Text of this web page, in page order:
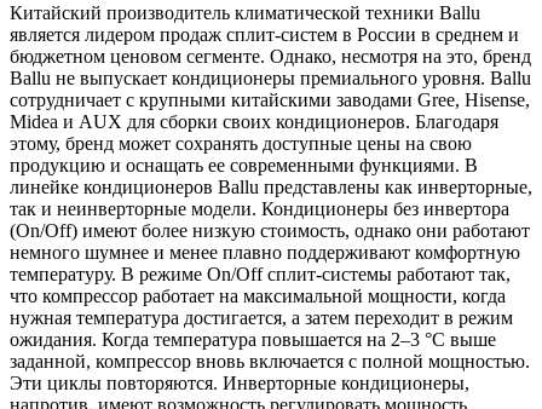
Китайский производитель климатической техники Ballu
является лидером продаж сплит-систем в России в среднем и
бюджетном ценовом сегменте. Однако, несмотря на это, бренд
Ballu не выпускает кондиционеры премиального уровня. Ballu
сотрудничает с крупными китайскими заводами Gree, Hisense,
Midea и AUX для сборки своих кондиционеров. Благодаря
этому, бренд может сохранять доступные цены на свою
продукцию и оснащать ее современными функциями. В
линейке кондиционеров Ballu представлены как инверторные,
так и неинверторные модели. Кондиционеры без инвертора
(On/Off) имеют более низкую стоимость, однако они работают
немного шумнее и менее плавно поддерживают комфортную
температуру. В режиме On/Off сплит-системы работают так,
что компрессор работает на максимальной мощности, когда
нужная температура достигается, а затем переходит в режим
ожидания. Когда температура повышается на 2–3 °C выше
заданной, компрессор вновь включается с полной мощностью.
Эти циклы повторяются. Инверторные кондиционеры,
напротив, имеют возможность регулировать мощность